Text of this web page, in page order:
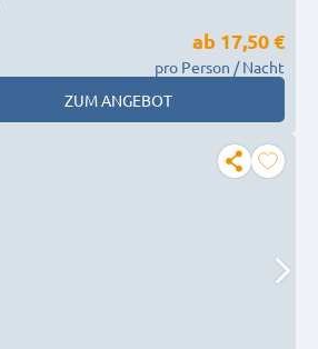
ab 17,50 €
pro Person / Nacht
ZUM ANGEBOT